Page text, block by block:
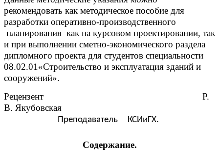
рекомендовать как методическое пособие для
разработки оперативно-производственного
планирования как на курсовом проектировании, так
и при выполнении сметно-экономического раздела
дипломного проекта для студентов специальности
08.02.01«Строительство и эксплуатация зданий и
сооружений».
Рецензент Р.
В. Якубовская
Преподаватель КСИиГХ.
Содержание.